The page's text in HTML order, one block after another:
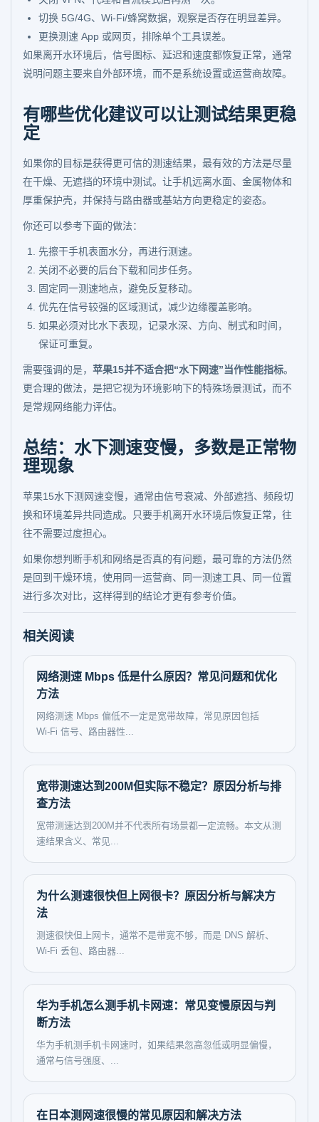
切换 5G/4G、Wi-Fi/蜂窝数据，观察是否存在明显差异。
更换测速 App 或网页，排除单个工具误差。
如果离开水环境后，信号图标、延迟和速度都恢复正常，通常
说明问题主要来自外部环境，而不是系统设置或运营商故障。
有哪些优化建议可以让测试结果更稳
定
如果你的目标是获得更可信的测速结果，最有效的方法是尽量
在干燥、无遮挡的环境中测试。让手机远离水面、金属物体和
厚重保护壳，并保持与路由器或基站方向更稳定的姿态。
你还可以参考下面的做法：
先擦干手机表面水分，再进行测速。
关闭不必要的后台下载和同步任务。
固定同一测速地点，避免反复移动。
优先在信号较强的区域测试，减少边缘覆盖影响。
如果必须对比水下表现，记录水深、方向、制式和时间，
保证可重复。
需要强调的是， 苹果15并不适合把“水下网速”当作性能指标。
更合理的做法，是把它视为环境影响下的特殊场景测试，而不
是常规网络能力评估。
总结：水下测速变慢，多数是正常物
理现象
苹果15水下测网速变慢，通常由信号衰减、外部遮挡、频段切
换和环境差异共同造成。只要手机离开水环境后恢复正常，往
往不需要过度担心。
如果你想判断手机和网络是否真的有问题，最可靠的方法仍然
是回到干燥环境，使用同一运营商、同一测速工具、同一位置
进行多次对比，这样得到的结论才更有参考价值。
相关阅读
网络测速 Mbps 低是什么原因？常见问题和优化
方法
网络测速 Mbps 偏低不一定是宽带故障，常见原因包括
Wi‑Fi 信号、路由器性...
宽带测速达到200M但实际不稳定？原因分析与排
查方法
宽带测速达到200M并不代表所有场景都一定流畅。本文从测
速结果含义、常见...
为什么测速很快但上网很卡？原因分析与解决方
法
测速很快但上网卡，通常不是带宽不够，而是 DNS 解析、
Wi‑Fi 丢包、路由器...
华为手机怎么测手机卡网速：常见变慢原因与判
断方法
华为手机测手机卡网速时，如果结果忽高忽低或明显偏慢，
通常与信号强度、...
在日本测网速很慢的常见原因和解决方法